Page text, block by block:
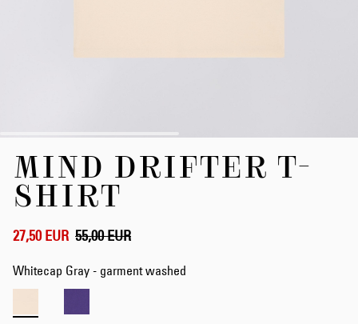
Anfang
Bildergalerie
springen
MIND DRIFTER T-
SHIRT
27,50 EUR 55,00 EUR
Whitecap Gray - garment washed